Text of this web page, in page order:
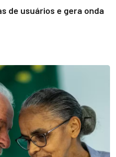
de usuários e gera onda